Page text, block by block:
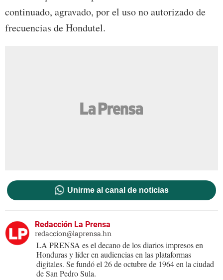
continuado, agravado, por el uso no autorizado de
frecuencias de Hondutel.
Unirme al canal de noticias
Redacción La Prensa
redaccion@laprensa.hn
LA PRENSA es el decano de los diarios impresos en
Honduras y líder en audiencias en las plataformas
digitales. Se fundó el 26 de octubre de 1964 en la ciudad
de San Pedro Sula.